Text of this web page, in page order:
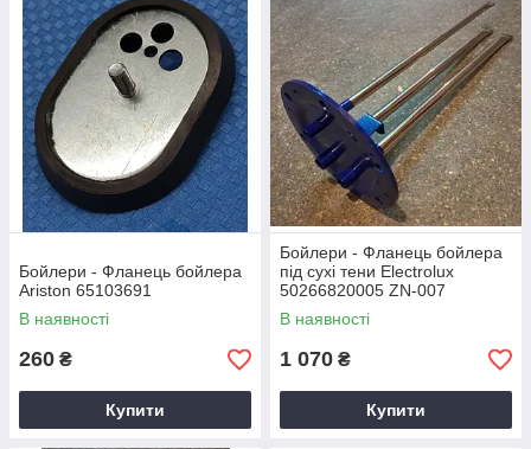
Бойлери - Фланець бойлера
Ariston 65103691
В наявності
260 ₴
Купити
Бойлери - Фланець бойлера
під сухі тени Electrolux
50266820005 ZN-007
В наявності
1 070 ₴
Купити